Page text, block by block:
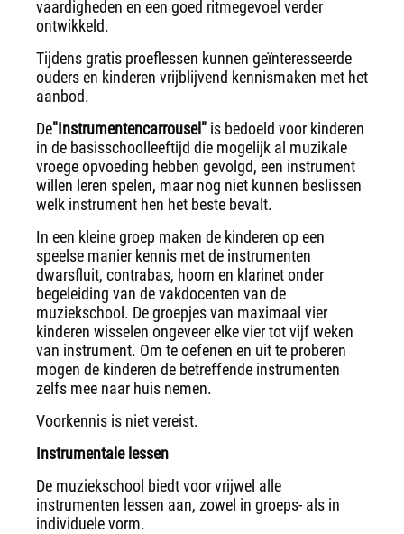
vaardigheden en een goed ritmegevoel verder
ontwikkeld.
Tijdens gratis proeflessen kunnen geïnteresseerde
ouders en kinderen vrijblijvend kennismaken met het
aanbod.
De"Instrumentencarrousel" is bedoeld voor kinderen
in de basisschoolleeftijd die mogelijk al muzikale
vroege opvoeding hebben gevolgd, een instrument
willen leren spelen, maar nog niet kunnen beslissen
welk instrument hen het beste bevalt.
In een kleine groep maken de kinderen op een
speelse manier kennis met de instrumenten
dwarsfluit, contrabas, hoorn en klarinet onder
begeleiding van de vakdocenten van de
muziekschool. De groepjes van maximaal vier
kinderen wisselen ongeveer elke vier tot vijf weken
van instrument. Om te oefenen en uit te proberen
mogen de kinderen de betreffende instrumenten
zelfs mee naar huis nemen.
Voorkennis is niet vereist.
Instrumentale lessen
De muziekschool biedt voor vrijwel alle
instrumenten lessen aan, zowel in groeps- als in
individuele vorm.